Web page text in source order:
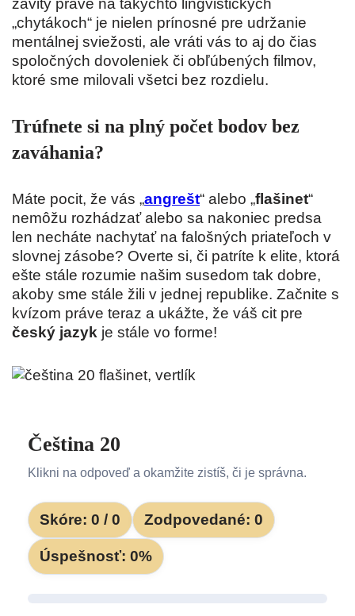
závity práve na takýchto lingvistických
„chytákoch“ je nielen prínosné pre udržanie
mentálnej sviežosti, ale vráti vás to aj do čias
spoločných dovoleniek či obľúbených filmov,
ktoré sme milovali všetci bez rozdielu.
Trúfnete si na plný počet bodov bez
zaváhania?
Máte pocit, že vás „angrešt“ alebo „flašinet“
nemôžu rozhádzať alebo sa nakoniec predsa
len necháte nachytať na falošných priateľoch v
slovnej zásobe? Overte si, či patríte k elite, ktorá
ešte stále rozumie našim susedom tak dobre,
akoby sme stále žili v jednej republike. Začnite s
kvízom práve teraz a ukážte, že váš cit pre
český jazyk je stále vo forme!
Čeština 20
Klikni na odpoveď a okamžite zistíš, či je správna.
Skóre: 0 / 0 Zodpovedané: 0
Úspešnosť: 0%